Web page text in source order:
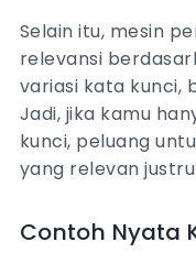
Selain itu, mesin
relevansi
variasi kata kunci,
Jadi, jika kamu
kunci, peluang
yang relevan
Contoh Nyata